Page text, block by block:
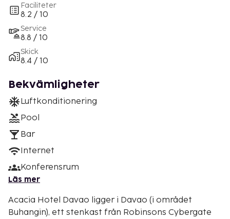
Faciliteter
8.2 / 10
Service
8.8 / 10
Skick
8.4 / 10
Bekvämligheter
Luftkonditionering
Pool
Bar
Internet
Konferensrum
Läs mer
Acacia Hotel Davao ligger i Davao (i området
Buhangin), ett stenkast från Robinsons Cybergate